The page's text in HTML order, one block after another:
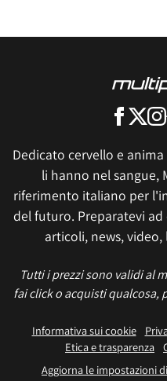
Dedicato cervello e
li hanno nel sangue,
riferimento italiano per
del futuro. Preparatevi
articoli, news,
Tutti i prezzi sono validi al
fai click o acquisti qualcosa,
Informativa sui cookie
Etica e trasparenza
Aggiorna le impostazioni